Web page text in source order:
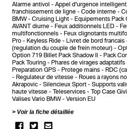
Alarme antivol Appel d'urgence intelligent
franchissement de ligne
Code interne
BMW
Cruising Light Equipements Pack
AVANT diurne
Feux additionnels LED
multifonctionnels
Feux clignotants
Pro
Keyless Ride Livret de bord francais
(regulation du couple de frein moteur)
Option 719 Billet Pack Shadow II
Pack
Pack Touring
Phares de virages adaptatifs
Preparation GPS
Protege mains
RDC
Regulateur de vitesse
Roues a rayons
Akrapovic
Silencieux Sport Supports
haute vitesse
Teleservices Top Case
Valises Vario BMW
Version EU
Voir la fiche détaillée